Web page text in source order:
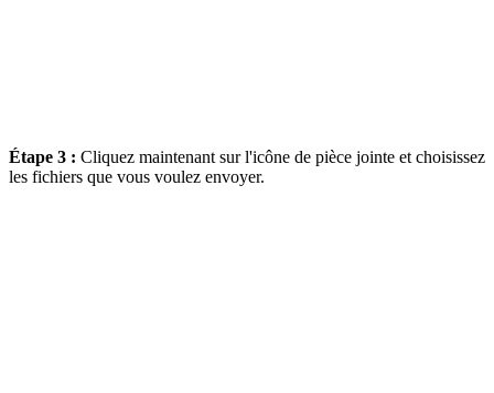
Étape 3 : Cliquez maintenant sur l'icône de pièce jointe et choisissez
les fichiers que vous voulez envoyer.